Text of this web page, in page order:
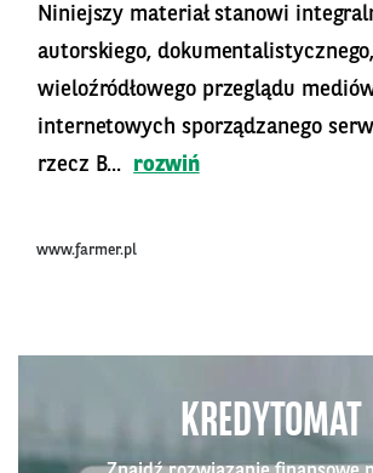
Niniejszy materiał stanowi
autorskiego, dokumentalistycznego,
wieloźródłowego przeglądu
internetowych sporządzanego
rzecz B...
rozwiń
www.farmer.pl
KREDYTOMAT